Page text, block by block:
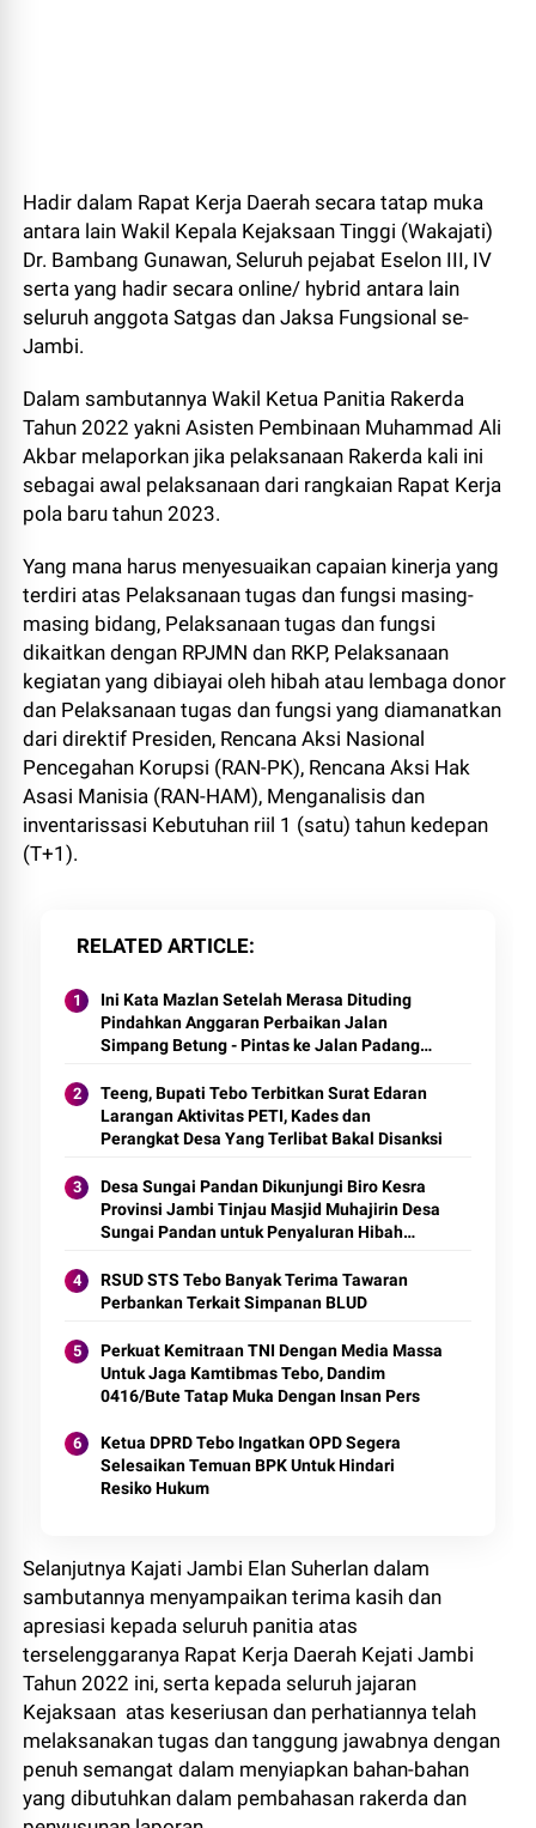
Hadir dalam Rapat Kerja Daerah secara tatap muka
antara lain Wakil Kepala Kejaksaan Tinggi (Wakajati)
Dr. Bambang Gunawan, Seluruh pejabat Eselon III, IV
serta yang hadir secara online/ hybrid antara lain
seluruh anggota Satgas dan Jaksa Fungsional se-
Jambi.
Dalam sambutannya Wakil Ketua Panitia Rakerda
Tahun 2022 yakni Asisten Pembinaan Muhammad Ali
Akbar melaporkan jika pelaksanaan Rakerda kali ini
sebagai awal pelaksanaan dari rangkaian Rapat Kerja
pola baru tahun 2023.
Yang mana harus menyesuaikan capaian kinerja yang
terdiri atas Pelaksanaan tugas dan fungsi masing-
masing bidang, Pelaksanaan tugas dan fungsi
dikaitkan dengan RPJMN dan RKP, Pelaksanaan
kegiatan yang dibiayai oleh hibah atau lembaga donor
dan Pelaksanaan tugas dan fungsi yang diamanatkan
dari direktif Presiden, Rencana Aksi Nasional
Pencegahan Korupsi (RAN-PK), Rencana Aksi Hak
Asasi Manisia (RAN-HAM), Menganalisis dan
inventarissasi Kebutuhan riil 1 (satu) tahun kedepan
(T+1).
RELATED ARTICLE
Ini Kata Mazlan Setelah Merasa Dituding
Pindahkan Anggaran Perbaikan Jalan
Simpang Betung - Pintas ke Jalan Padang
Teeng, Bupati Tebo Terbitkan Surat Edaran
Larangan Aktivitas PETI, Kades dan
Perangkat Desa Yang Terlibat Bakal Disanksi
Desa Sungai Pandan Dikunjungi Biro Kesra
Provinsi Jambi Tinjau Masjid Muhajirin Desa
Sungai Pandan untuk Penyaluran Hibah
RSUD STS Tebo Banyak Terima Tawaran
Perbankan Terkait Simpanan BLUD
Perkuat Kemitraan TNI Dengan Media Massa
Untuk Jaga Kamtibmas Tebo, Dandim
0416/Bute Tatap Muka Dengan Insan Pers
Ketua DPRD Tebo Ingatkan OPD Segera
Selesaikan Temuan BPK Untuk Hindari
Resiko Hukum
Selanjutnya Kajati Jambi Elan Suherlan dalam
sambutannya menyampaikan terima kasih dan
apresiasi kepada seluruh panitia atas
terselenggaranya Rapat Kerja Daerah Kejati Jambi
Tahun 2022 ini, serta kepada seluruh jajaran
Kejaksaan atas keseriusan dan perhatiannya telah
melaksanakan tugas dan tanggung jawabnya dengan
penuh semangat dalam menyiapkan bahan-bahan
yang dibutuhkan dalam pembahasan rakerda dan